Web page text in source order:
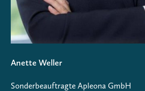
Anette Weller
Sonderbeauftragte Apleona GmbH